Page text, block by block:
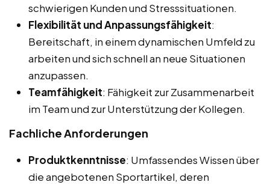
schwierigen Kunden und Stresssituationen.
Flexibilität und Anpassungsfähigkeit:
Bereitschaft, in einem dynamischen Umfeld zu
arbeiten und sich schnell an neue Situationen
anzupassen.
Teamfähigkeit: Fähigkeit zur Zusammenarbeit
im Team und zur Unterstützung der Kollegen.
Fachliche Anforderungen
Produktkenntnisse: Umfassendes Wissen über
die angebotenen Sportartikel, deren